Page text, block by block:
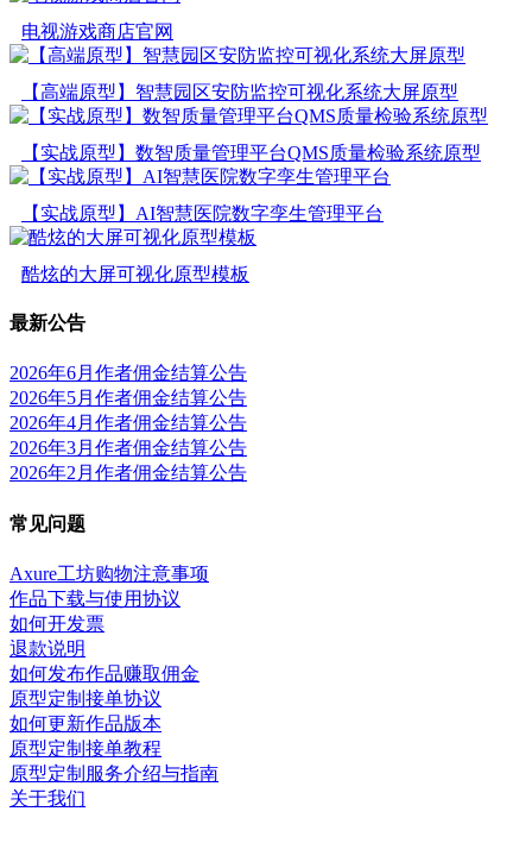
电视游戏商店官网
【高端原型】智慧园区安防监控可视化系统大屏原型
【实战原型】数智质量管理平台QMS质量检验系统原型
【实战原型】AI智慧医院数字孪生管理平台
酷炫的大屏可视化原型模板
最新公告
2026年6月作者佣金结算公告
2026年5月作者佣金结算公告
2026年4月作者佣金结算公告
2026年3月作者佣金结算公告
2026年2月作者佣金结算公告
常见问题
Axure工坊购物注意事项
作品下载与使用协议
如何开发票
退款说明
如何发布作品赚取佣金
原型定制接单协议
如何更新作品版本
原型定制接单教程
原型定制服务介绍与指南
关于我们